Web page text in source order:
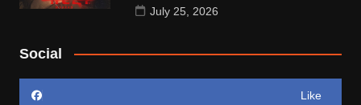
July 25, 2026
Social
Like